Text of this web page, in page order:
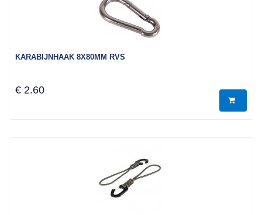
KARABIJNHAAK 8X80MM RVS
€ 2.60